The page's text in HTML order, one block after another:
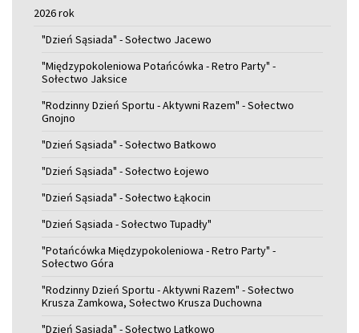
2026 rok
"Dzień Sąsiada" - Sołectwo Jacewo
"Międzypokoleniowa Potańcówka - Retro Party" -
Sołectwo Jaksice
"Rodzinny Dzień Sportu - Aktywni Razem" - Sołectwo
Gnojno
"Dzień Sąsiada" - Sołectwo Batkowo
"Dzień Sąsiada" - Sołectwo Łojewo
"Dzień Sąsiada" - Sołectwo Łąkocin
"Dzień Sąsiada - Sołectwo Tupadły"
"Potańcówka Międzypokoleniowa - Retro Party" -
Sołectwo Góra
"Rodzinny Dzień Sportu - Aktywni Razem" - Sołectwo
Krusza Zamkowa, Sołectwo Krusza Duchowna
"Dzień Sąsiada" - Sołectwo Latkowo